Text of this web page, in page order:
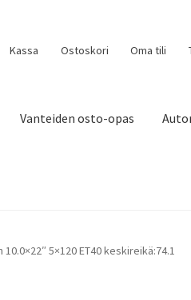
Kassa Ostoskori Oma tili
Vanteiden osto-opas
5×120 ET40 keskireikä:74.1